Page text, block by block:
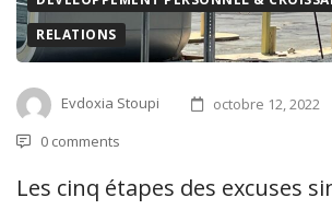
RELATIONS
Evdoxia Stoupi octobre 12, 2022
0 comments
Les cinq étapes des excuses